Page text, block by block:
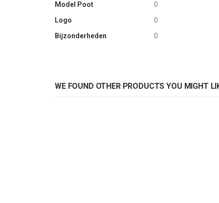
Model Poot
0
Logo
0
Bijzonderheden
0
WE FOUND OTHER PRODUCTS YOU MIGHT